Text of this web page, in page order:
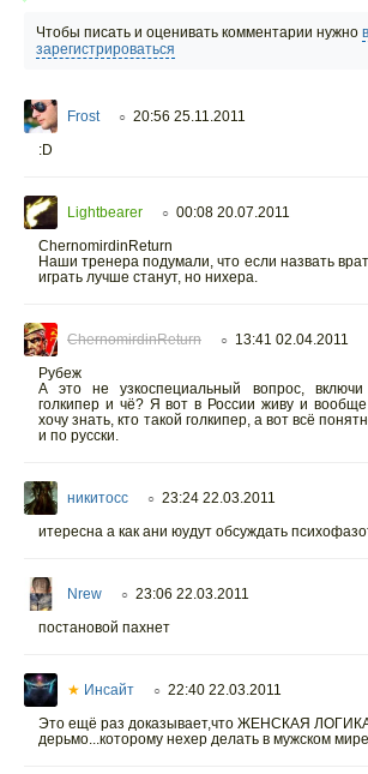
Чтобы писать и оценивать комментарии нужно
зарегистрироваться
Frost ○ 20:56 25.11.2011
:D
Lightbearer ○ 00:08 20.07.2011
ChernomirdinReturn
Наши тренера подумали, что если назвать
играть лучше станут, но нихера.
ChernomirdinReturn ○ 13:41 02.04.2011
Рубеж
А это не узкоспециальный вопрос,
голкипер и чё? Я вот в России живу и
хочу знать, кто такой голкипер, а вот всё
и по русски.
никитосс ○ 23:24 22.03.2011
итересна а как ани юудут обсуждать
Nrew ○ 23:06 22.03.2011
постановой пахнет
★ Инсайт ○ 22:40 22.03.2011
Это ещё раз доказывает,что ЖЕНСКАЯ ЛОГИКА
дерьмо...которому нехер делать в мужском